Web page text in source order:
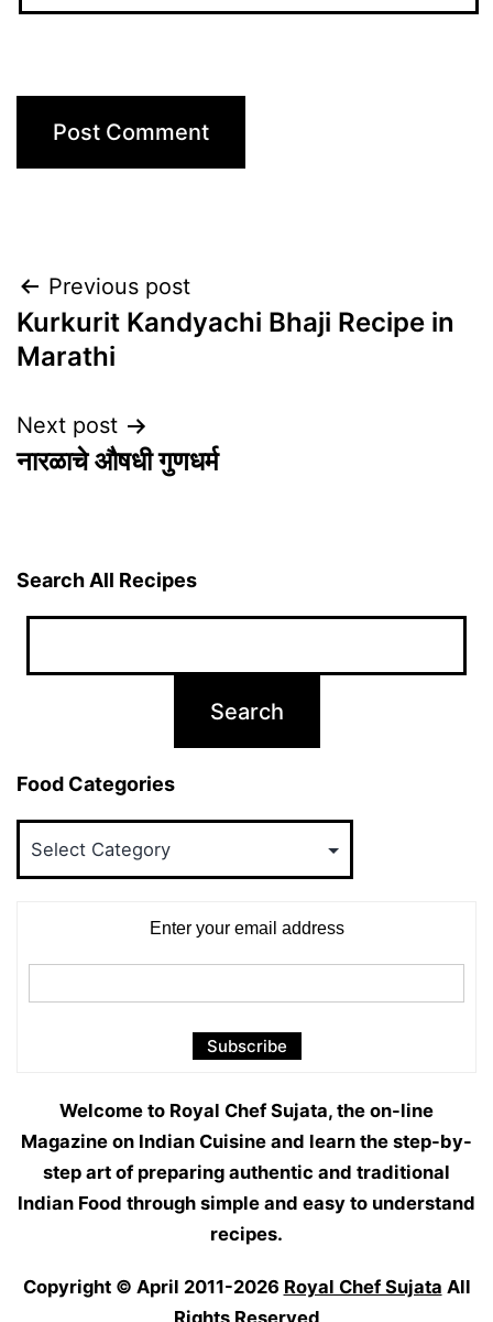
Post
navigation
Previous post
Kurkurit Kandyachi Bhaji Recipe in
Marathi
Next post
नारळाचे औषधी गुणधर्म
Search All Recipes
Food Categories
Enter your email address
Welcome to Royal Chef Sujata, the on-line
Magazine on Indian Cuisine and learn the step-by-
step art of preparing authentic and traditional
Indian Food through simple and easy to understand
recipes.
Copyright © April 2011-2026 Royal Chef Sujata All
Rights Reserved